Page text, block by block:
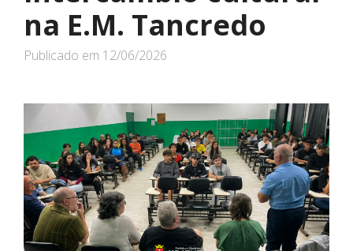
na E.M. Tancredo
Publicado em 12/06/2026